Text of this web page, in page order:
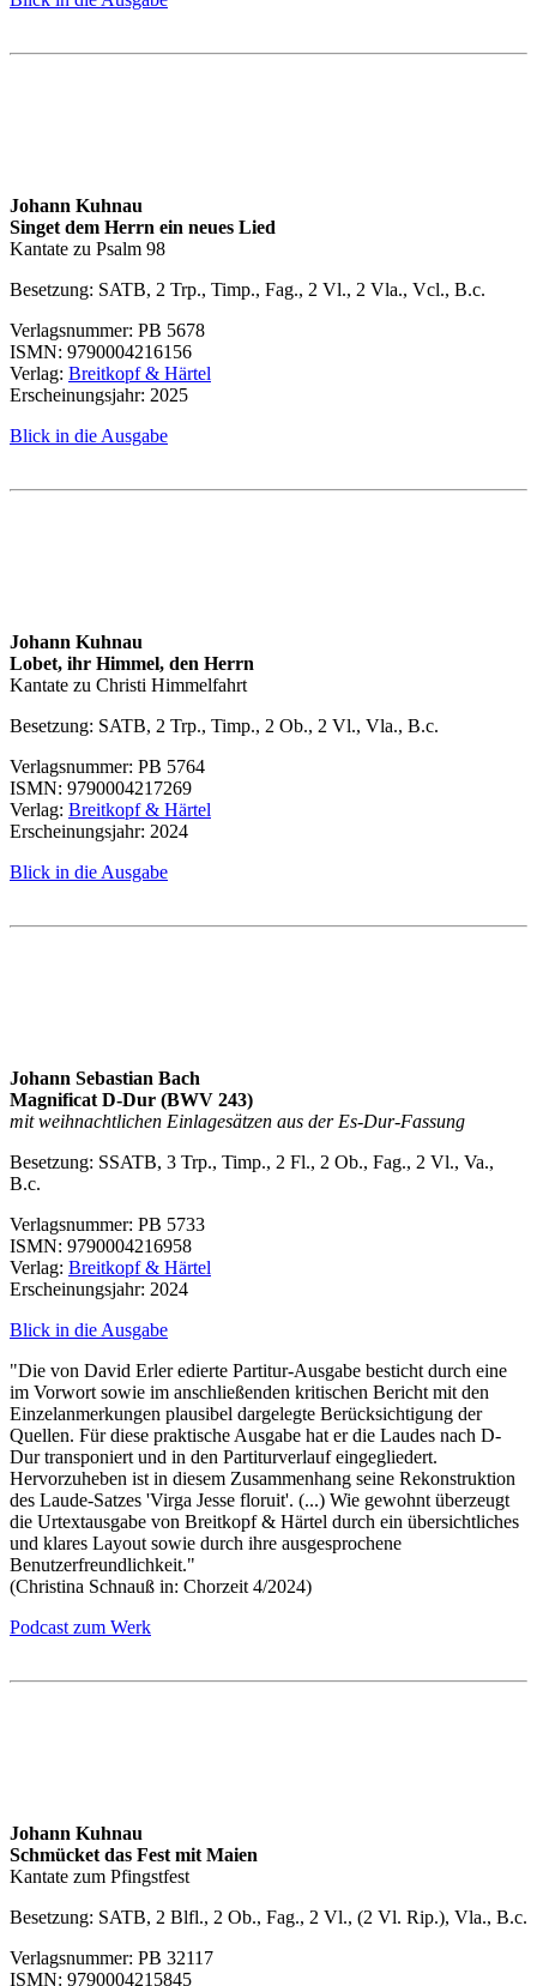
Johann Kuhnau
Singet dem Herrn ein neues Lied
Kantate zu Psalm 98
Besetzung: SATB, 2 Trp., Timp., Fag., 2 Vl., 2 Vla., Vcl., B.c.
Verlagsnummer: PB 5678
ISMN: 9790004216156
Verlag: Breitkopf & Härtel
Erscheinungsjahr: 2025
Blick in die Ausgabe
Johann Kuhnau
Lobet, ihr Himmel, den Herrn
Kantate zu Christi Himmelfahrt
Besetzung: SATB, 2 Trp., Timp., 2 Ob., 2 Vl., Vla., B.c.
Verlagsnummer: PB 5764
ISMN: 9790004217269
Verlag: Breitkopf & Härtel
Erscheinungsjahr: 2024
Blick in die Ausgabe
Johann Sebastian Bach
Magnificat D-Dur (BWV 243)
mit weihnachtlichen Einlagesätzen aus der Es-Dur-Fassung
Besetzung: SSATB, 3 Trp., Timp., 2 Fl., 2 Ob., Fag., 2 Vl., Va.,
B.c.
Verlagsnummer: PB 5733
ISMN: 9790004216958
Verlag: Breitkopf & Härtel
Erscheinungsjahr: 2024
Blick in die Ausgabe
"Die von David Erler edierte Partitur-Ausgabe besticht durch eine
im Vorwort sowie im anschließenden kritischen Bericht mit den
Einzelanmerkungen plausibel dargelegte Berücksichtigung der
Quellen. Für diese praktische Ausgabe hat er die Laudes nach D-
Dur transponiert und in den Partiturverlauf eingegliedert.
Hervorzuheben ist in diesem Zusammenhang seine Rekonstruktion
des Laude-Satzes 'Virga Jesse floruit'. (...) Wie gewohnt überzeugt
die Urtextausgabe von Breitkopf & Härtel durch ein übersichtliches
und klares Layout sowie durch ihre ausgesprochene
Benutzerfreundlichkeit."
(Christina Schnauß in: Chorzeit 4/2024)
Podcast zum Werk
Johann Kuhnau
Schmücket das Fest mit Maien
Kantate zum Pfingstfest
Besetzung: SATB, 2 Blfl., 2 Ob., Fag., 2 Vl., (2 Vl. Rip.), Vla., B.c.
Verlagsnummer: PB 32117
ISMN: 9790004215845